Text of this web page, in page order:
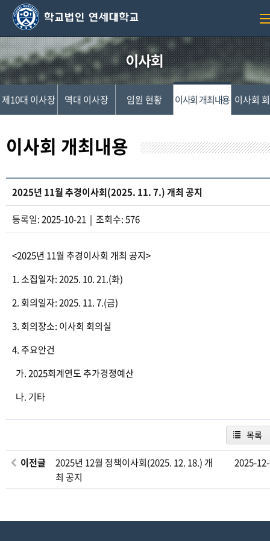
제10대 이사장 역대 이사장 임원 현황 이사회 개최내용 이사회
이사회 개최내용
2025년 11월 추경이사회(2025. 11. 7.) 개최 공지
등록일: 2025-10-21 | 조회수: 576
<2025년 11월 추경이사회 개최 공지>
1. 소집일자: 2025. 10. 21.(화)
2. 회의일자: 2025. 11. 7.(금)
3. 회의장소: 이사회 회의실
4. 주요안건
가. 2025회계연도 추가경정예산
나. 기타
목록
이전글
2025년 12월 정책이사회(2025. 12. 18.) 개
최 공지
2025-